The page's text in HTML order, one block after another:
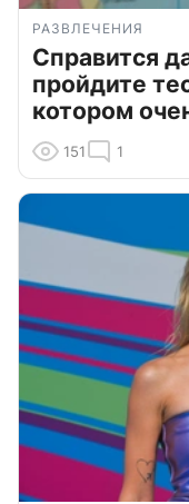
РАЗВЛЕЧЕНИЯ
Справится
пройдите
котором
151 1